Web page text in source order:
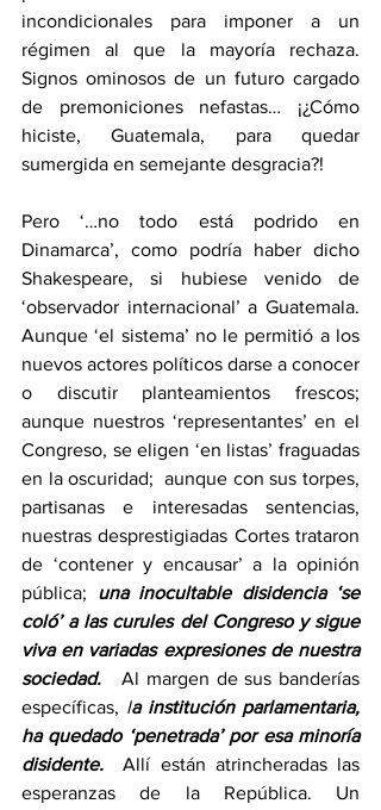
incondicionales para imponer a un
régimen al que la mayoría rechaza.
Signos ominosos de un futuro cargado
de premoniciones nefastas… ¡¿Cómo
hiciste, Guatemala, para quedar
sumergida en semejante desgracia?!
Pero ‘…no todo está podrido en
Dinamarca’, como podría haber dicho
Shakespeare, si hubiese venido de
‘observador internacional’ a Guatemala.
Aunque ‘el sistema’ no le permitió a los
nuevos actores políticos darse a conocer
o discutir planteamientos frescos;
aunque nuestros ‘representantes’ en el
Congreso, se eligen ‘en listas’ fraguadas
en la oscuridad;  aunque con sus torpes,
partisanas e interesadas sentencias,
nuestras desprestigiadas Cortes trataron
de ‘contener y encausar’ a la opinión
pública; una inocultable disidencia ‘se
coló’ a las curules del Congreso y sigue
viva en variadas expresiones de nuestra
sociedad.
Al margen de sus banderías
específicas, la institución parlamentaria,
ha quedado ‘penetrada’ por esa minoría
disidente.
Allí están atrincheradas las
esperanzas de la República. Un